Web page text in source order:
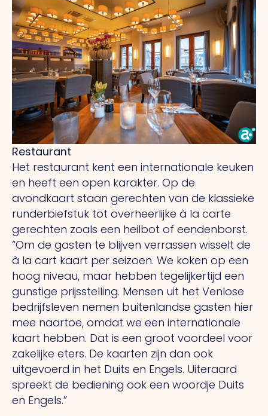
Restaurant
Het restaurant kent een internationale keuken
en heeft een open karakter. Op de
avondkaart staan gerechten van de klassieke
runderbiefstuk tot overheerlijke à la carte
gerechten zoals een heilbot of eendenborst.
“Om de gasten te blijven verrassen wisselt de
à la cart kaart per seizoen. We koken op een
hoog niveau, maar hebben tegelijkertijd een
gunstige prijsstelling. Mensen uit het Venlose
bedrijfsleven nemen buitenlandse gasten hier
mee naartoe, omdat we een internationale
kaart hebben. Dat is een groot voordeel voor
zakelijke eters. De kaarten zijn dan ook
uitgevoerd in het Duits en Engels. Uiteraard
spreekt de bediening ook een woordje Duits
en Engels.”